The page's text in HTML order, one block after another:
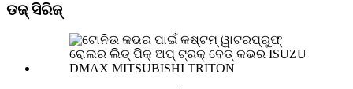
ଡଜ୍ ସିରିଜ୍